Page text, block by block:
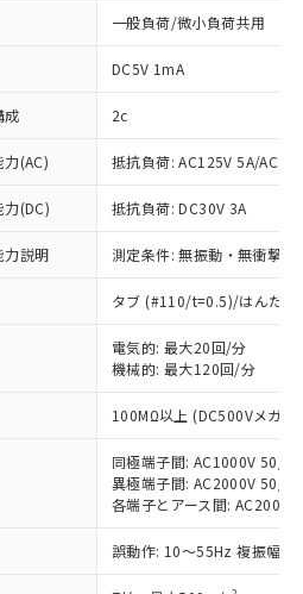
一般負荷/微小負荷共用
DC5V 1mA
成 2c
(AC) 抵抗負荷: AC125V 5A/
力(DC) 抵抗負荷: DC30V 3A
力説明 測定条件: 無振動・無衝撃
タブ (#110/t=0.5)/はんだづ
電気的: 最大20回/分
機械的: 最大120回/分
100MΩ以上 (DC500Vメガ)
同極端子間: AC1000V 50/
異極端子間: AC2000V 50/
各端子とアース間:
誤動作: 10～55Hz 複振幅
RoHS指令（10物質）の
製品が提供可能な商品で
指令（10物質）の非含
に切り替える予定のある